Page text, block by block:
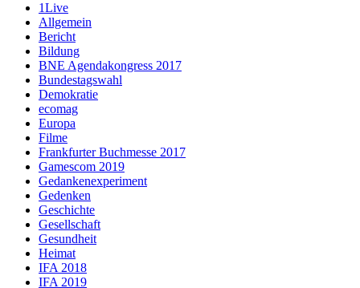
1Live
Allgemein
Bericht
Bildung
BNE Agendakongress 2017
Bundestagswahl
Demokratie
ecomag
Europa
Filme
Frankfurter Buchmesse 2017
Gamescom 2019
Gedankenexperiment
Gedenken
Geschichte
Gesellschaft
Gesundheit
Heimat
IFA 2018
IFA 2019